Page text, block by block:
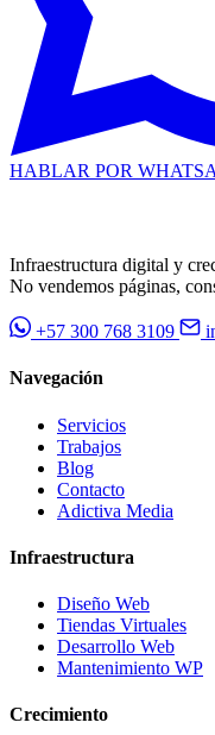
HABLAR POR
Infraestructura digital y
No vendemos páginas,
+57 300 768 3109
Navegación
Servicios
Trabajos
Blog
Contacto
Adictiva Media
Infraestructura
Diseño Web
Tiendas Virtuales
Desarrollo Web
Mantenimiento WP
Crecimiento